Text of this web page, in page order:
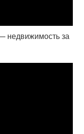
недвижимость за